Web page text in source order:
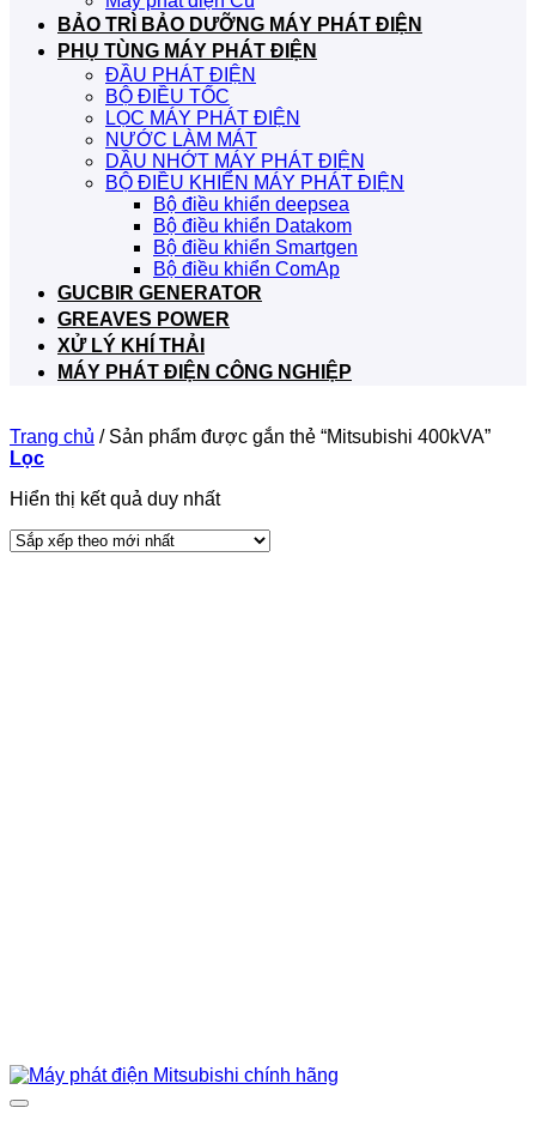
BẢO TRÌ BẢO DƯỠNG MÁY PHÁT ĐIỆN
PHỤ TÙNG MÁY PHÁT ĐIỆN
ĐẦU PHÁT ĐIỆN
BỘ ĐIỀU TỐC
LỌC MÁY PHÁT ĐIỆN
NƯỚC LÀM MÁT
DẦU NHỚT MÁY PHÁT ĐIỆN
BỘ ĐIỀU KHIỂN MÁY PHÁT ĐIỆN
Bộ điều khiển deepsea
Bộ điều khiển Datakom
Bộ điều khiển Smartgen
Bộ điều khiển ComAp
GUCBIR GENERATOR
GREAVES POWER
XỬ LÝ KHÍ THẢI
MÁY PHÁT ĐIỆN CÔNG NGHIỆP
Trang chủ /Sản phẩm được gắn thẻ “Mitsubishi 400kVA”
Lọc
Hiển thị kết quả duy nhất